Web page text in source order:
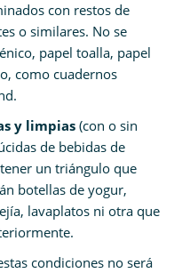
con restos de
o similares. No se
papel toalla, papel
como cuadernos
y limpias (con o sin
de bebidas de
un triángulo que
botellas de yogur,
lavaplatos ni otra que
condiciones no será